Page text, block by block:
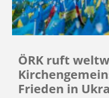
ÖRK ruft
Frieden in